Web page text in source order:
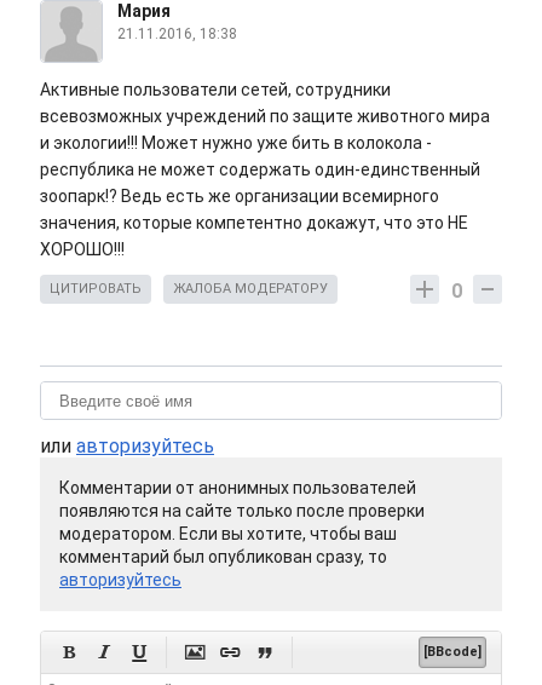
Мария
21.11.2016, 18:38
Активные пользователи сетей, сотрудники
всевозможных учреждений по защите животного мира
и экологии!!! Может нужно уже бить в колокола -
республика не может содержать один-единственный
зоопарк!? Ведь есть же организации всемирного
значения, которые компетентно докажут, что это НЕ
ХОРОШО!!!
0
ЦИТИРОВАТЬ ЖАЛОБА МОДЕРАТОРУ
или авторизуйтесь
Комментарии от анонимных пользователей
появляются на сайте только после проверки
модератором. Если вы хотите, чтобы ваш
комментарий был опубликован сразу, то
авторизуйтесь
      [BBcode]